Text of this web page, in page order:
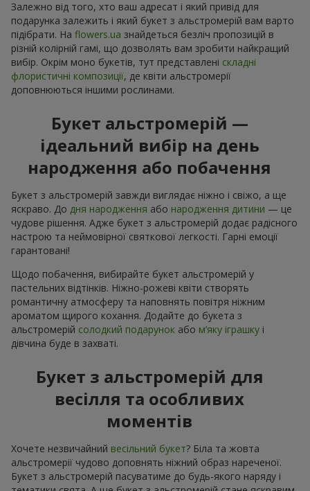
Залежно від того, хто ваш адресат і який привід для
подарунка залежить і який букет з альстромерій вам варто
підібрати. На flowers.ua знайдеться безліч пропозицій в
різній колірній гамі, що дозволять вам зробити найкращий
вибір. Окрім моно букетів, тут представлені складні
флористичні композиції, де квіти альстромерії
доповнюються іншими рослинами.
Букет альстромерій —
ідеальний вибір на день
народження або побачення
Букет з альстромерій завжди виглядає ніжно і свіжо, а ще
яскраво. До дня народження або народження дитини — це
чудове рішення. Адже букет з альстромерій додає радісного
настрою та неймовірної святкової легкості. Гарні емоції
гарантовані!
Щодо побачення, вибирайте букет альстромерій у
пастельних відтінків. Ніжно-рожеві квіти створять
романтичну атмосферу та наповнять повітря ніжним
ароматом щирого кохання. Додайте до букета з
альстромерій солодкий подарунок або м’яку іграшку і
дівчина буде в захваті.
Букет з альстромерій для
весілля та особливих
моментів
Хочете незвичайний весільний букет? Біла та жовта
альстромерії чудово доповнять ніжний образ нареченої.
Букет з альстромерій пасуватиме до будь-якого наряду і